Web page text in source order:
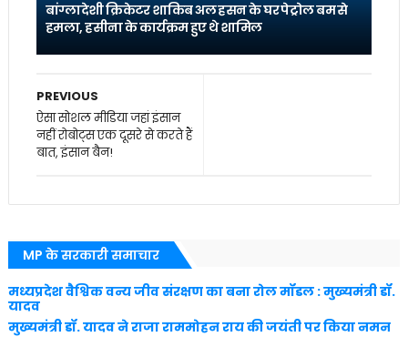
बांग्लादेशी क्रिकेटर शाकिब अल हसन के घर पेट्रोल बम से
हमला, हसीना के कार्यक्रम हुए थे शामिल
PREVIOUS
ऐसा सोशल मीडिया जहां इंसान
नहीं रोबोट्स एक दूसरे से करते हैं
बात, इंसान बैन!
MP के सरकारी समाचार
मध्यप्रदेश वैश्विक वन्य जीव संरक्षण का बना रोल मॉडल : मुख्यमंत्री डॉ.
यादव
मुख्यमंत्री डॉ. यादव ने राजा राममोहन राय की जयंती पर किया नमन